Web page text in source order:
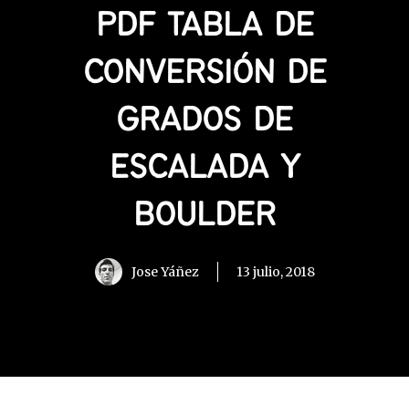
PDF TABLA DE
CONVERSIÓN DE
GRADOS DE
ESCALADA Y
BOULDER
Jose Yáñez 13 julio, 2018